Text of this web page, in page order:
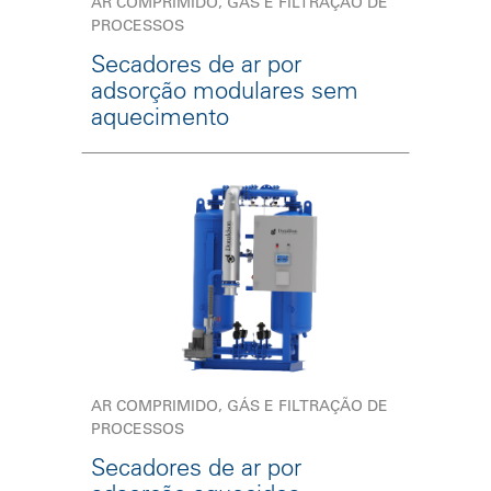
PROCESSOS
Secadores de ar por
adsorção modulares sem
aquecimento
AR COMPRIMIDO, GÁS E FILTRAÇÃO DE
PROCESSOS
Secadores de ar por